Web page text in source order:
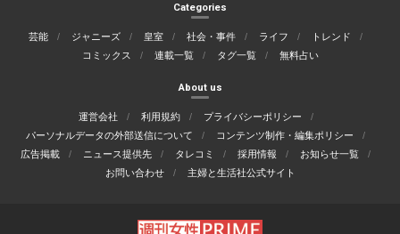
Categories
芸能 ジャニーズ 皇室 社会・事件 ライフ
トレンド
コミックス
連載一覧 タグ一覧 無料占い
About us
運営会社 利用規約
プライバシーポリシー
パーソナルデータの外部送信について
コンテンツ制作・編集ポリシー
広告掲載
ニュース提供先 タレコミ 採用情報
お知らせ一覧
お問い合わせ
主婦と生活社公式サイト